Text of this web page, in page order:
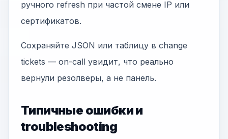
ручного refresh при частой смене IP или
сертификатов.
Сохраняйте JSON или таблицу в change
tickets — on-call увидит, что реально
вернули резолверы, а не панель.
Типичные ошибки и
troubleshooting